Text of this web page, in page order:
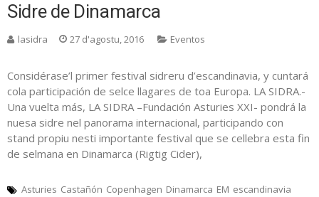
Sidre de Dinamarca
lasidra 27 d'agostu, 2016 Eventos
Considérase’l primer festival sidreru d’escandinavia, y cuntará
cola participación de selce llagares de toa Europa. LA SIDRA.-
Una vuelta más, LA SIDRA –Fundación Asturies XXI- pondrá la
nuesa sidre nel panorama internacional, participando con
stand propiu nesti importante festival que se cellebra esta fin
de selmana en Dinamarca (Rigtig Cider),
Asturies Castañón Copenhagen Dinamarca EM escandinavia